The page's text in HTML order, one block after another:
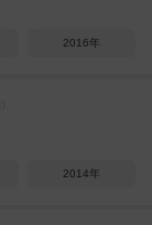
2016年
2014年